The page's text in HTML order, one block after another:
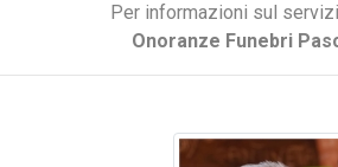
Per informazioni sul
Onoranze Funebri